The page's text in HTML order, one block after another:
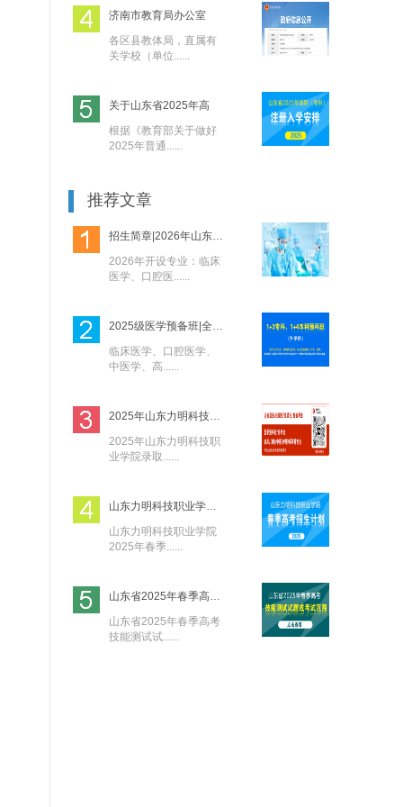
济南市教育局办公室
各区县教体局，直属有
关学校（单位......
关于山东省2025年高
根据《教育部关于做好
2025年普通......
推荐文章
招生简章|2026年山东力明学院面向初中毕业
2026年开设专业：临床
医学、口腔医......
2025级医学预备班|全日制1+4本科,1+3专科
临床医学、口腔医学、
中医学、高......
2025年山东力明科技职业学院录取分数线及
2025年山东力明科技职
业学院录取......
山东力明科技职业学院2025年春季高考招生
山东力明科技职业学院
2025年春季......
山东省2025年春季高考技能测试试题或考试
山东省2025年春季高考
技能测试试......